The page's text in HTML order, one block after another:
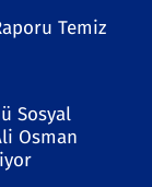
Temiz
Sosyal
Osman